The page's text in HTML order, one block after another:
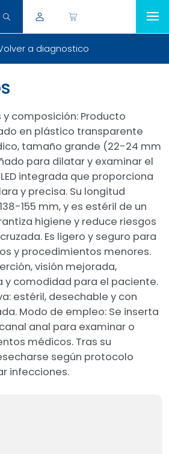
a diagnostico
composición: Producto
en plástico transparente
tamaño grande (22-24 mm
para dilatar y examinar el
integrada que proporciona
y precisa. Su longitud
155 mm, y es estéril de un
higiene y reduce riesgos
Es ligero y seguro para
y procedimientos menores.
visión mejorada,
y comodidad para el paciente.
estéril, desechable y con
Modo de empleo: Se inserta
anal para examinar o
médicos. Tras su
según protocolo
infecciones.
Acerca
Contacto
Legal